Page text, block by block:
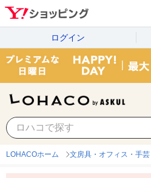
ログイン
LOHACOホーム 文房具・オフィス・手芸